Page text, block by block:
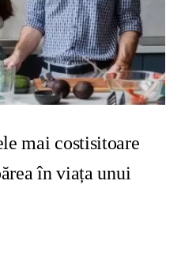
mai costisitoare
în viața unui